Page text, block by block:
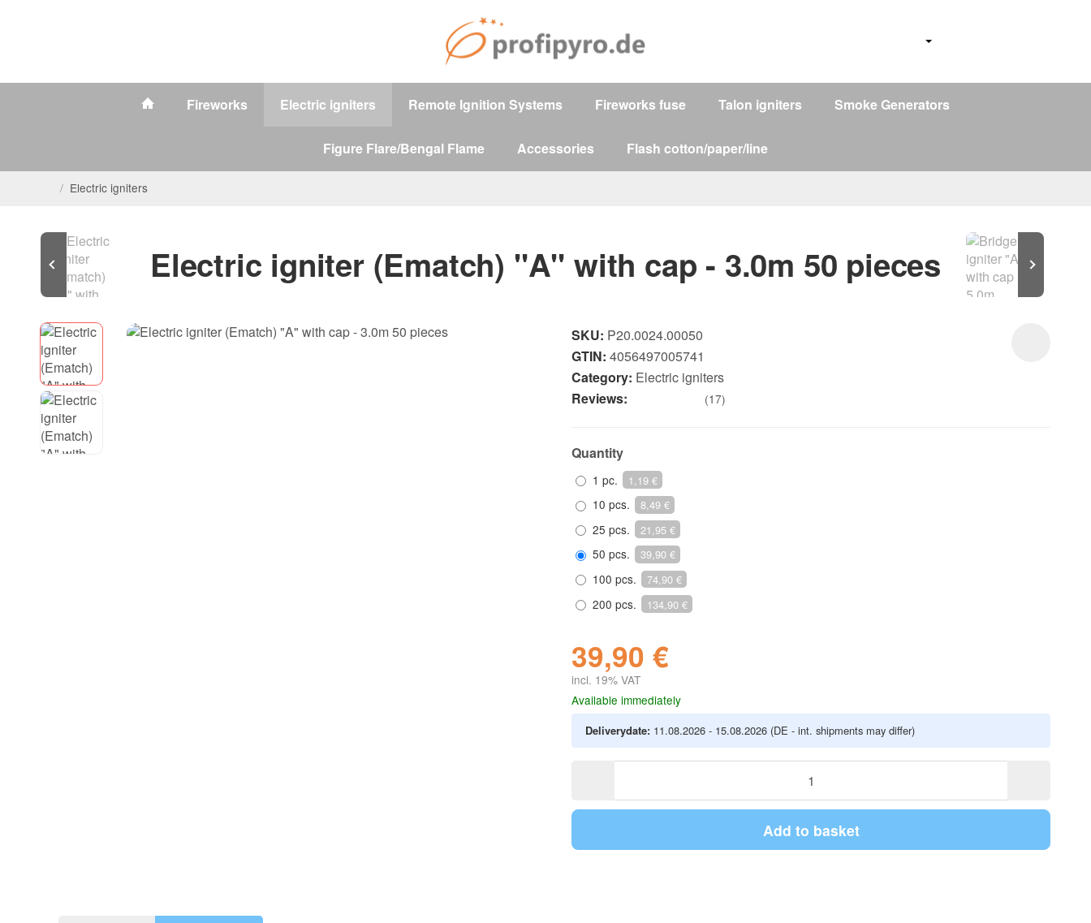
Fireworks Electric igniters Remote Ignition Systems Fireworks fuse Talon igniters Smoke Generators
Figure Flare/Bengal Flame Accessories Flash cotton/paper/line
/ Electric igniters
Electric igniter (Ematch) "A" with cap - 3.0m 50 pieces
SKU: P20.0024.00050
GTIN: 4056497005741
Category: Electric igniters
Reviews:
(17)
Quantity
1 pc. 1,19 €
10 pcs. 8,49 €
25 pcs. 21,95 €
50 pcs. 39,90 €
100 pcs. 74,90 €
200 pcs. 134,90 €
39,90 €
incl. 19% VAT
Available immediately
Deliverydate: 11.08.2026 - 15.08.2026 (DE - int. shipments may differ)
Add to basket